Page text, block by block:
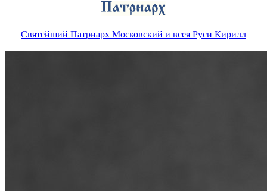
Святейший Патриарх Московский и всея Руси Кирилл